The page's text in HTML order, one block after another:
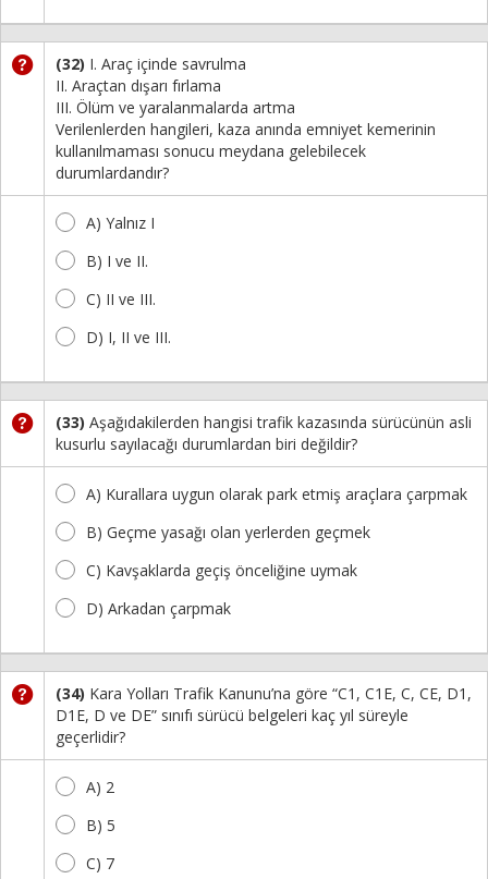
(32) I. Araç içinde savrulma
II. Araçtan dışarı fırlama
III. Ölüm ve yaralanmalarda artma
Verilenlerden hangileri, kaza anında emniyet kemerinin
kullanılmaması sonucu meydana gelebilecek
durumlardandır?
A) Yalnız I
B) I ve II.
C) II ve III.
D) I, II ve III.
(33) Aşağıdakilerden hangisi trafik kazasında sürücünün asli
kusurlu sayılacağı durumlardan biri değildir?
A) Kurallara uygun olarak park etmiş araçlara çarpmak
B) Geçme yasağı olan yerlerden geçmek
C) Kavşaklarda geçiş önceliğine uymak
D) Arkadan çarpmak
(34) Kara Yolları Trafik Kanunu’na göre “C1, C1E, C, CE, D1,
D1E, D ve DE” sınıfı sürücü belgeleri kaç yıl süreyle
geçerlidir?
A) 2
B) 5
C) 7